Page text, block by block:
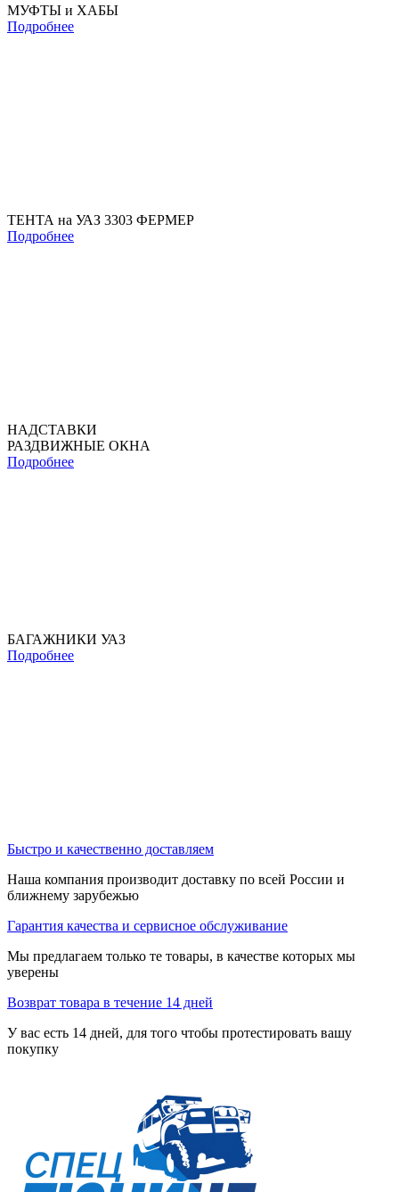
МУФТЫ и ХАБЫ
Подробнее
ТЕНТА на УАЗ 3303 ФЕРМЕР
Подробнее
НАДСТАВКИ
РАЗДВИЖНЫЕ ОКНА
Подробнее
БАГАЖНИКИ УАЗ
Подробнее
Быстро и качественно доставляем
Наша компания производит доставку по всей России и
ближнему зарубежью
Гарантия качества и сервисное обслуживание
Мы предлагаем только те товары, в качестве которых мы
уверены
Возврат товара в течение 14 дней
У вас есть 14 дней, для того чтобы протестировать вашу
покупку